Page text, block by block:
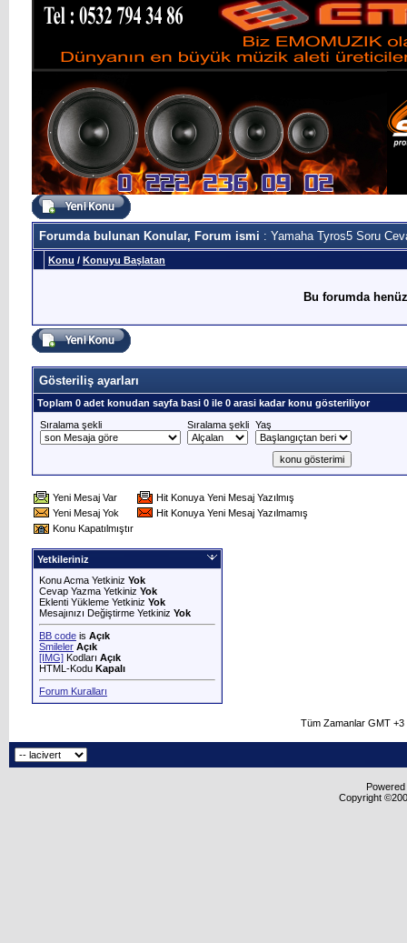
Forumda bulunan Konular, Forum ismi : Yamaha Tyros5 Soru
Konu / Konuyu Başlatan
Bu forumda
Gösteriliş ayarları
Toplam 0 adet konudan sayfa basi 0 ile 0 arasi kadar konu gösteriliyor
Sıralama şekli
Sıralama şekli Yaş
Yeni Mesaj Var
Hit Konuya Yeni Mesaj Yazılmış
Yeni Mesaj Yok
Hit Konuya Yeni Mesaj Yazılmamış
Konu Kapatılmıştır
Yetkileriniz
Konu Acma Yetkiniz Yok
Cevap Yazma Yetkiniz Yok
Eklenti Yükleme Yetkiniz Yok
Mesajınızı Değiştirme Yetkiniz Yok
BB code is Açık
Smileler Açık
[IMG] Kodları Açık
HTML-Kodu Kapalı
Forum Kuralları
Tüm Zamanlar GMT
Copyright